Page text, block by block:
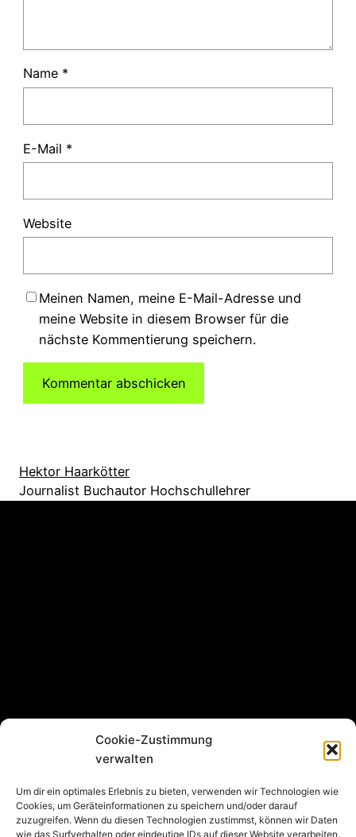
Cookie-Zustimmung
verwalten
Um dir ein optimales Erlebnis zu bieten, verwenden wir Technologien wie
Cookies, um Geräteinformationen zu speichern und/oder darauf
zuzugreifen. Wenn du diesen Technologien zustimmst, können wir Daten
wie das Surfverhalten oder eindeutige IDs auf dieser Website verarbeiten.
Name *
E-Mail *
Website
Meinen Namen, meine E-Mail-Adresse und
meine Website in diesem Browser für die
nächste Kommentierung speichern.
Hektor Haarkötter
Journalist Buchautor Hochschullehrer